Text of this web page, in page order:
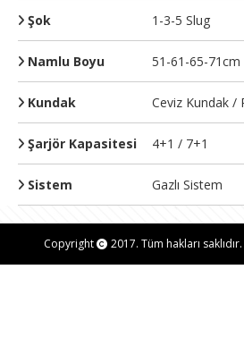
Şok 1-3-5 Slug
Namlu Boyu 51-61-65-71cm
Kundak Ceviz Kundak /
Şarjör Kapasitesi 4+1 / 7+1
Sistem Gazlı Sistem
Copyright 2017. Tüm hakları saklıdır.